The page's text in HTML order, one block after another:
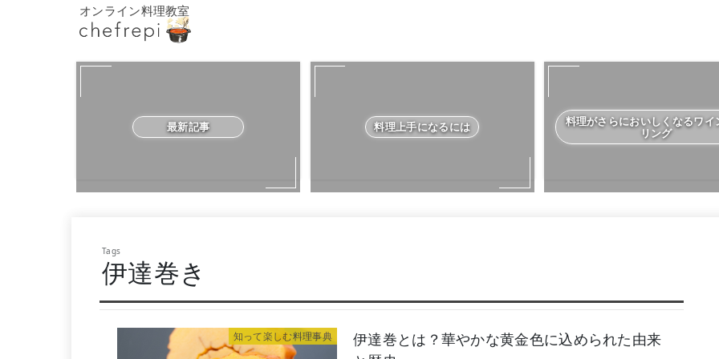
オンライン料理教室
最新記事 料理上手になるには
料理がさらにおいしくなるワイ
リング
伊達巻き
知って楽しむ料理事典
伊達巻とは？華やかな黄金色に込められた由来